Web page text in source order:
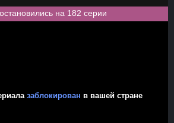
на 182 серии